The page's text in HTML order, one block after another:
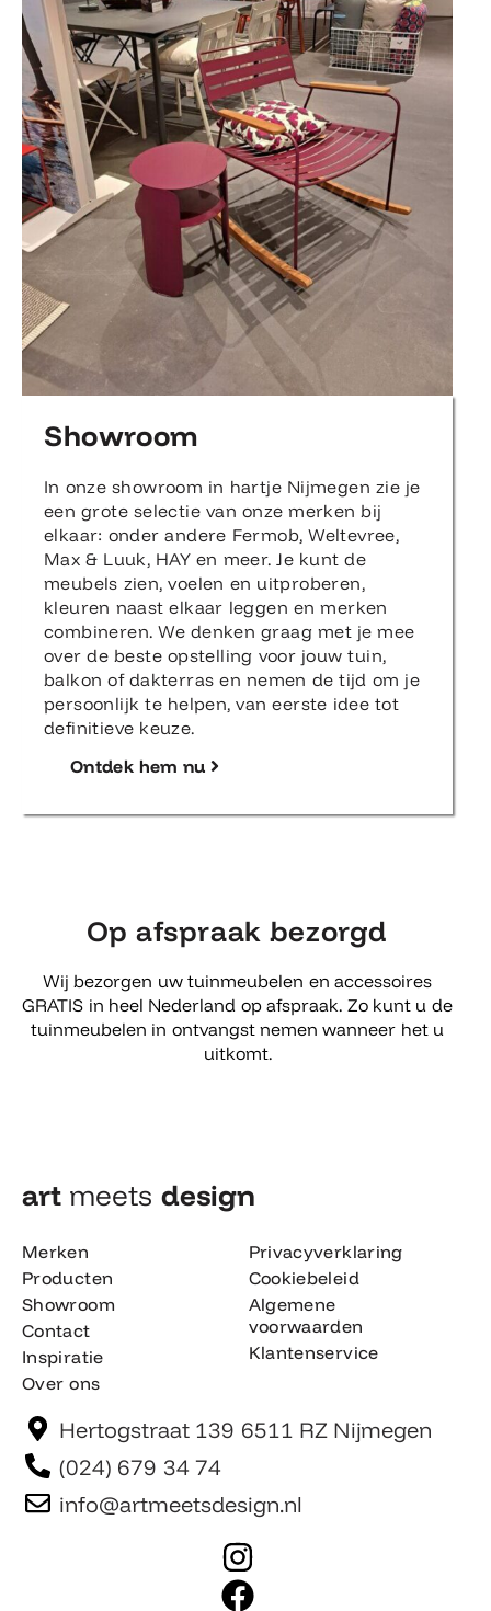
Showroom
In onze showroom in hartje Nijmegen zie je
een grote selectie van onze merken bij
elkaar: onder andere Fermob, Weltevree,
Max & Luuk, HAY en meer. Je kunt de
meubels zien, voelen en uitproberen,
kleuren naast elkaar leggen en merken
combineren. We denken graag met je mee
over de beste opstelling voor jouw tuin,
balkon of dakterras en nemen de tijd om je
persoonlijk te helpen, van eerste idee tot
definitieve keuze.
Ontdek hem nu
Op afspraak bezorgd
Wij bezorgen uw tuinmeubelen en accessoires
GRATIS in heel Nederland op afspraak. Zo kunt u de
tuinmeubelen in ontvangst nemen wanneer het u
uitkomt.
art meets design​
Merken
Producten
Showroom
Contact
Inspiratie
Over ons
Privacyverklaring
Cookiebeleid
Algemene
voorwaarden
Klantenservice
Hertogstraat 139 6511 RZ Nijmegen
(024) 679 34 74
info@artmeetsdesign.nl
I
n
F